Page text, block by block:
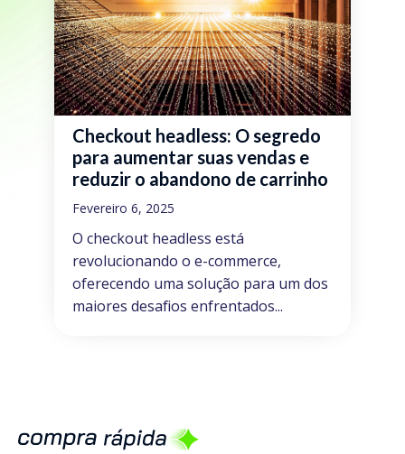
Checkout headless: O segredo
para aumentar suas vendas e
reduzir o abandono de carrinho
Fevereiro 6, 2025
O checkout headless está
revolucionando o e-commerce,
oferecendo uma solução para um dos
maiores desafios enfrentados...